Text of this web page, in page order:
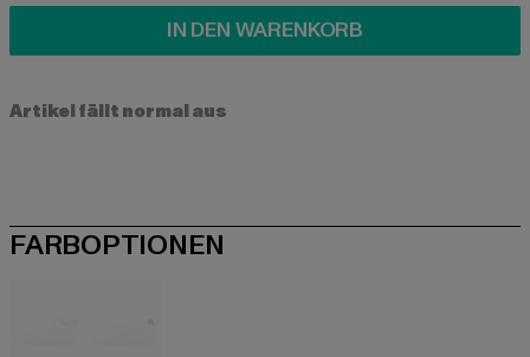
IN DEN WARENKORB
Artikel fällt normal aus
FARBOPTIONEN